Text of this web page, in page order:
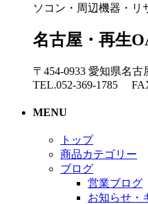
ソコン・周辺機器・リ
名古屋・再生
〒454-0933 愛知県名
TEL.052-369-1785
MENU
トップ
商品カテゴリー
ブログ
営業ブログ
お知らせ・